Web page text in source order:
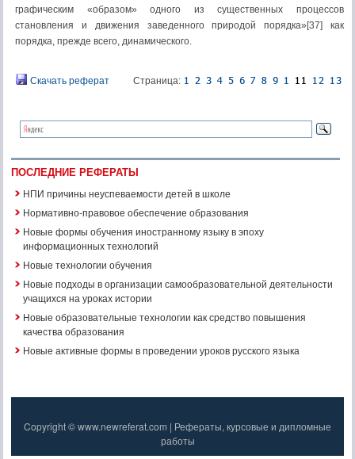
графическим «образом» одного из существенных процессов
становления и движения заведенного природой порядка»[37] как
порядка, прежде всего, динамического.
Скачать реферат Страница:
ПОСЛЕДНИЕ РЕФЕРАТЫ
НПИ причины неуспеваемости детей в школе
Нормативно-правовое обеспечение образования
Новые формы обучения иностранному языку в эпоху
информационных технологий
Новые технологии обучения
Новые подходы в организации самообразовательной деятельности
учащихся на уроках истории
Новые образовательные технологии как средство повышения
качества образования
Новые активные формы в проведении уроков русского языка
Copyright © www.newreferat.com | Рефераты, курсовые и дипломные
работы